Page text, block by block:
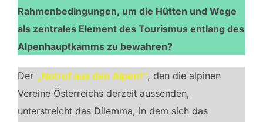
Rahmenbedingungen, um die Hütten und Wege
als zentrales Element des Tourismus entlang des
Alpenhauptkamms zu bewahren?
Der „Notruf aus den Alpen!“, den die alpinen
Vereine Österreichs derzeit aussenden,
unterstreicht das Dilemma, in dem sich das